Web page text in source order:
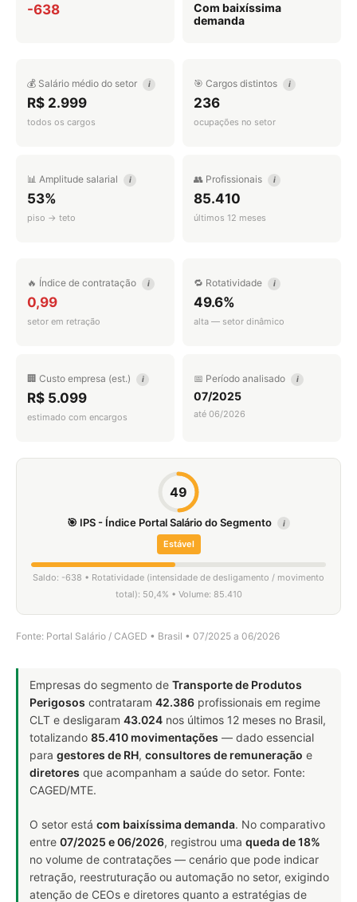
-638
Com baixíssima
demanda
💰 Salário médio do setor i
R$ 2.999
todos os cargos
🎯 Cargos distintos i
236
ocupações no setor
📊 Amplitude salarial i
53%
piso → teto
👥 Profissionais i
85.410
últimos 12 meses
🔥 Índice de contratação i
0,99
setor em retração
🔁 Rotatividade i
49.6%
alta — setor dinâmico
🏢 Custo empresa (est.) i
R$ 5.099
estimado com encargos
📅 Período analisado i
07/2025
até 06/2026
49
🎯 IPS - Índice Portal Salário do Segmento i
Estável
Saldo: -638 • Rotatividade (intensidade de desligamento / movimento
total): 50,4% • Volume: 85.410
Fonte: Portal Salário / CAGED • Brasil • 07/2025 a 06/2026
Empresas do segmento de Transporte de Produtos
Perigosos contrataram 42.386 profissionais em regime
CLT e desligaram 43.024 nos últimos 12 meses no Brasil,
totalizando 85.410 movimentações — dado essencial
para gestores de RH, consultores de remuneração e
diretores que acompanham a saúde do setor. Fonte:
CAGED/MTE.
O setor está com baixíssima demanda. No comparativo
entre 07/2025 e 06/2026, registrou uma queda de 18%
no volume de contratações — cenário que pode indicar
retração, reestruturação ou automação no setor, exigindo
atenção de CEOs e diretores quanto a estratégias de